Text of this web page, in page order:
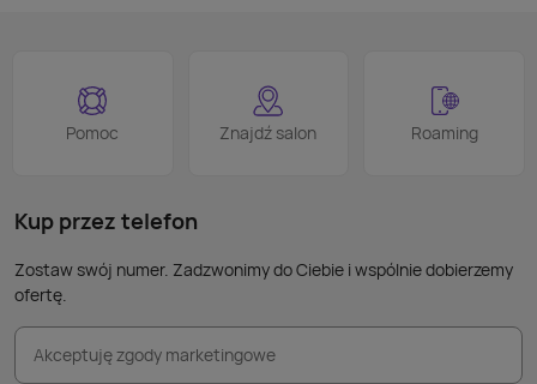
Pomoc Znajdź salon Roaming
Kup przez telefon
Zostaw swój numer. Zadzwonimy do Ciebie i wspólnie dobierzemy
ofertę.
Akceptuję zgody marketingowe